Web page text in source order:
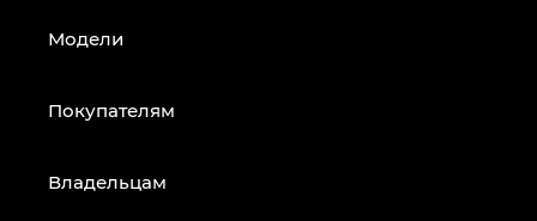
Модели
Покупателям
Владельцам